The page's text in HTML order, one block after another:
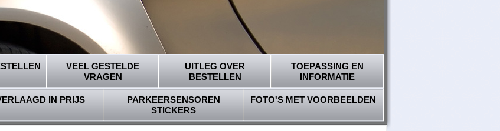
VEEL GESTELDE
VRAGEN
UITLEG OVER
BESTELLEN
TOEPASSING EN
INFORMATIE
IN PRIJS
PARKEERSENSOREN
STICKERS
FOTO'S MET VOORBEELDEN